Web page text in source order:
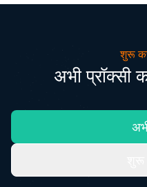
शुरू
अभी प्रॉक्सी